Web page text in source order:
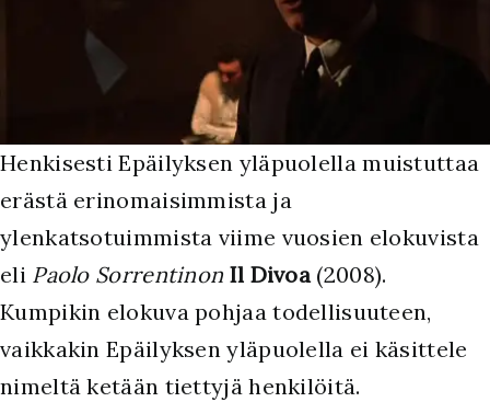
Henkisesti Epäilyksen yläpuolella muistuttaa
erästä erinomaisimmista ja
ylenkatsotuimmista viime vuosien elokuvista
eli Paolo Sorrentinon Il Divoa (2008).
Kumpikin elokuva pohjaa todellisuuteen,
vaikkakin Epäilyksen yläpuolella ei käsittele
nimeltä ketään tiettyjä henkilöitä.